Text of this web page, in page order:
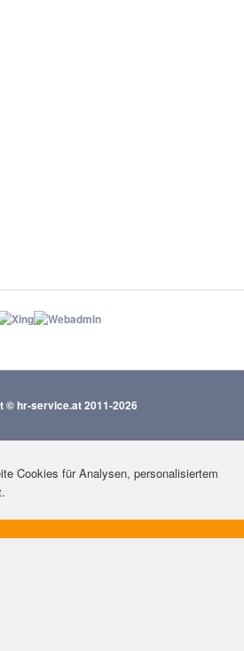
© hr-service.at 2011-2026
Cookies für Analysen, personalisiertem